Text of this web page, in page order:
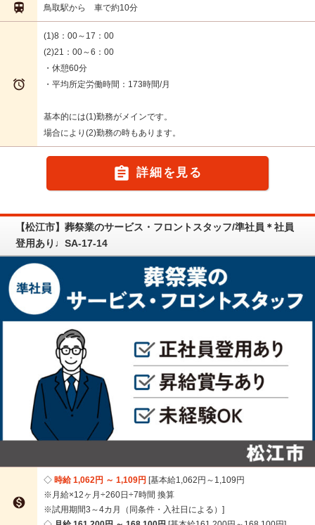
 鳥取駅から 車で約10分

(1)8：00～17：00
(2)21：00～6：00
・休憩60分
・平均所定労働時間：173時間/月
基本的には(1)勤務がメインです。
場合により(2)勤務の時もあります。
 詳細を見る
【松江市】葬祭業のサービス・フロントスタッフ/準社員＊社員
登用あり♩SA-17-14

時給 1,062円 ～ 1,109円 基本給1,062円～1,109円
※月給×12ヶ月÷260日÷7時間 換算
※試用期間3～4カ月（同条件・入社日による）